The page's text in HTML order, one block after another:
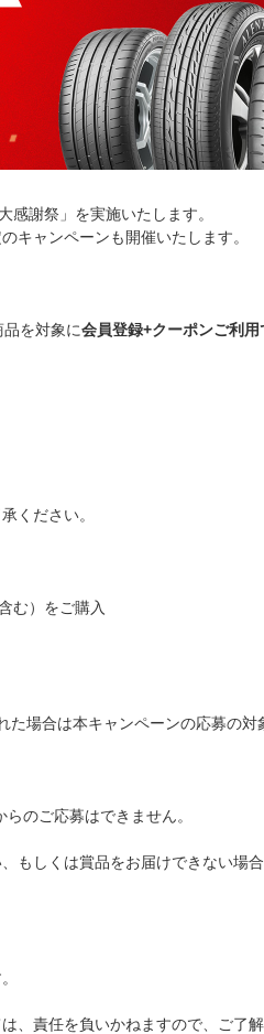
謝祭」を実施いたします。
キャンペーンも開催いたします。
を対象に会員登録+クーポンご利
ください。
む）をご購入
場合は本キャンペーンの応募の対
のご応募はできません。
もしくは賞品をお届けできない場
、責任を負いかねますので、ご了解